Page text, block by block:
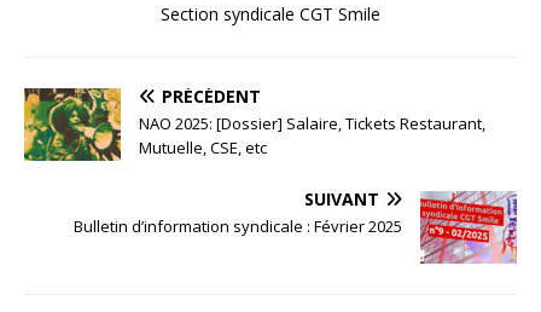
Section syndicale CGT Smile
PRÉCÉDENT
NAO 2025: [Dossier] Salaire, Tickets Restaurant,
Mutuelle, CSE, etc
SUIVANT
Bulletin d’information syndicale : Février 2025